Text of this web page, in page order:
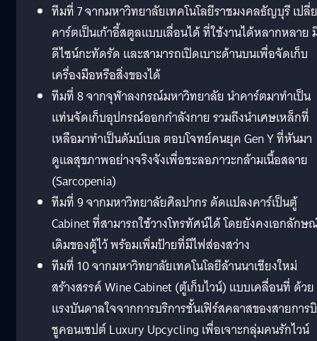
ทีมที่ 7 จากมหาวิทยาลัยเทคโนโลยีราชมงคลธัญบุรี เปลี่
คาร์ตเป็นเก้าอี้สตูลแบบเลื่อนได้ ที่ใช้งานได้หลากหลาย
ดีไซน์กะทัดรัด และสามารถเปิดเบาะด้านบนเพื่อจัดเก็บ
เครื่องมือหรือสิ่งของได้
ทีมที่ 8 จากจุฬาลงกรณ์มหาวิทยาลัย นำคาร์ตมาทำเป็น
แท่นจัดเก็บอุปกรณ์ออกกำลังกาย รวมถึงนำเศษเหล็กที่
เหลือมาทำเป็นดัมบ์เบล ตอบโจทย์คนยุค Gen Y ที่หันมา
ดูแลสุขภาพอย่างจริงจังเพื่อชะลอภาวะกล้ามเนื้อสลาย
(Sarcopenia)
ทีมที่ 9 จากมหาวิทยาลัยศิลปากร ดัดแปลงคาร์เป็นตู้
Cabinet ที่สามารถใช้วางโทรทัศน์ได้ โดยยังคงเอกลักษ
เดิมของตู้ไว้ พร้อมเพิ่มป้ายที่มีไฟส่องสว่าง
ทีมที่ 10 จากมหาวิทยาลัยเทคโนโลยีล้านนาเชียงใหม่
สร้างสรรค์ Wine Cabinet (ตู้เก็บไวน์) แบบเคลื่อนที่ ด้วย
แรงบันดาลใจจากการบริการชั้นเฟิร์สคลาสของสายการ
ชูคอนเซปต์ Luxury Upcycling เพื่อเจาะกลุ่มคนรักไวน์